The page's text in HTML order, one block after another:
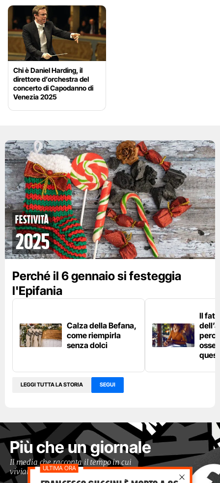
Chi è Daniel Harding, il
direttore d’orchestra del
concerto di Capodanno di
Venezia 2025
Festività
2025
Perché il 6 gennaio si festeggia
l'Epifania
Calza della Befana,
come riempirla
senza dolci
Il
LEGGI TUTTA LA STORIA SEGUI
Più che un giornale
Il media che racconta il tempo in cui
viviamo con occhi moderni